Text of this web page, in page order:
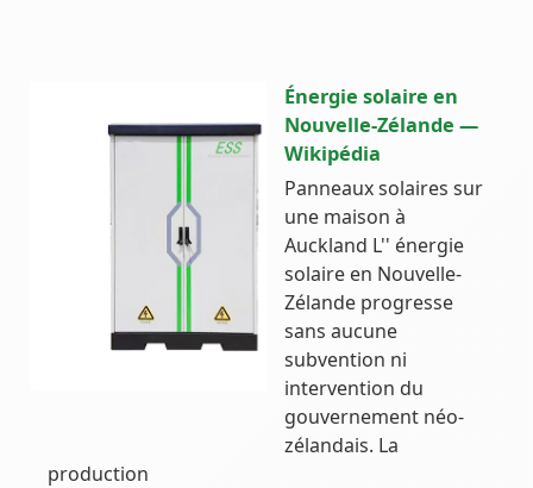
Énergie solaire en
Nouvelle-Zélande —
Wikipédia
Panneaux solaires sur
une maison à
Auckland L'' énergie
solaire en Nouvelle-
Zélande progresse
sans aucune
subvention ni
intervention du
gouvernement néo-
zélandais. La
production